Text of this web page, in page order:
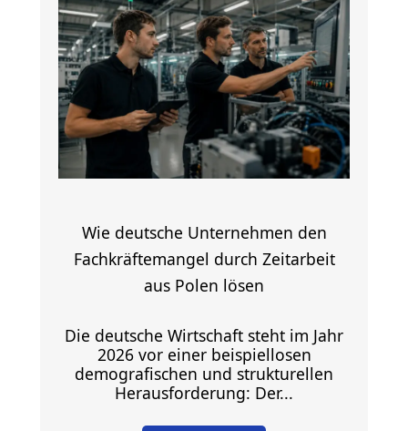
Wie deutsche Unternehmen den
Fachkräftemangel durch Zeitarbeit
aus Polen lösen
Die deutsche Wirtschaft steht im Jahr
2026 vor einer beispiellosen
demografischen und strukturellen
Herausforderung: Der...